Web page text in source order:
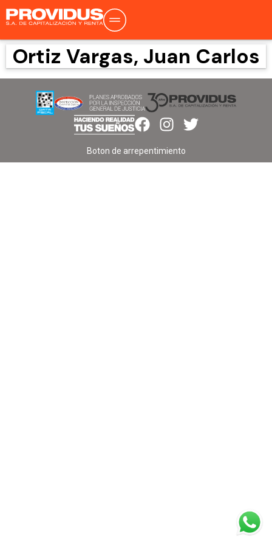
Ortiz Vargas, Juan Carlos
Boton de arrepentimiento